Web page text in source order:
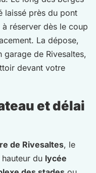
laissé près du pont
réserver dès le coup
La dépose,
garage de Rivesaltes,
devant votre
et délai
de Rivesaltes, le
hauteur du lycée